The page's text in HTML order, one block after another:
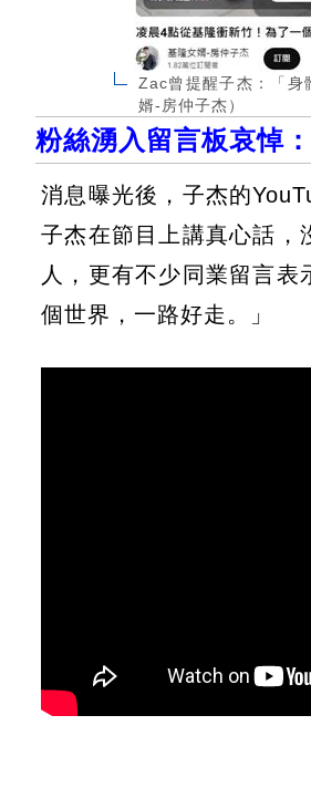
Zac曾提醒子杰：「身
婿-房仲子杰）
粉絲湧入留言板哀悼
消息曝光後，子杰的
子杰在節目上講真心話，
人，更有不少同業留言
個世界，一路好走。」